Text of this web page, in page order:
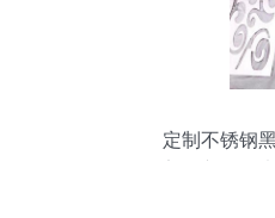
定制不锈钢